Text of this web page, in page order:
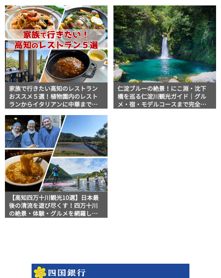
家族で行きたい高知のレストラン
おススメ５選！植物園内のレスト
ランからイタリアンに中華まで楽
仁淀ブルーの絶景！にこ淵・沈下
橋を巡る仁淀川観光ガイド｜グル
メ・宿・モデルコースまで完全網
【高知四万十川観光10選】日本最
後の清流を遊び尽くす！四万十川
の絶景・体験・グルメを網羅した